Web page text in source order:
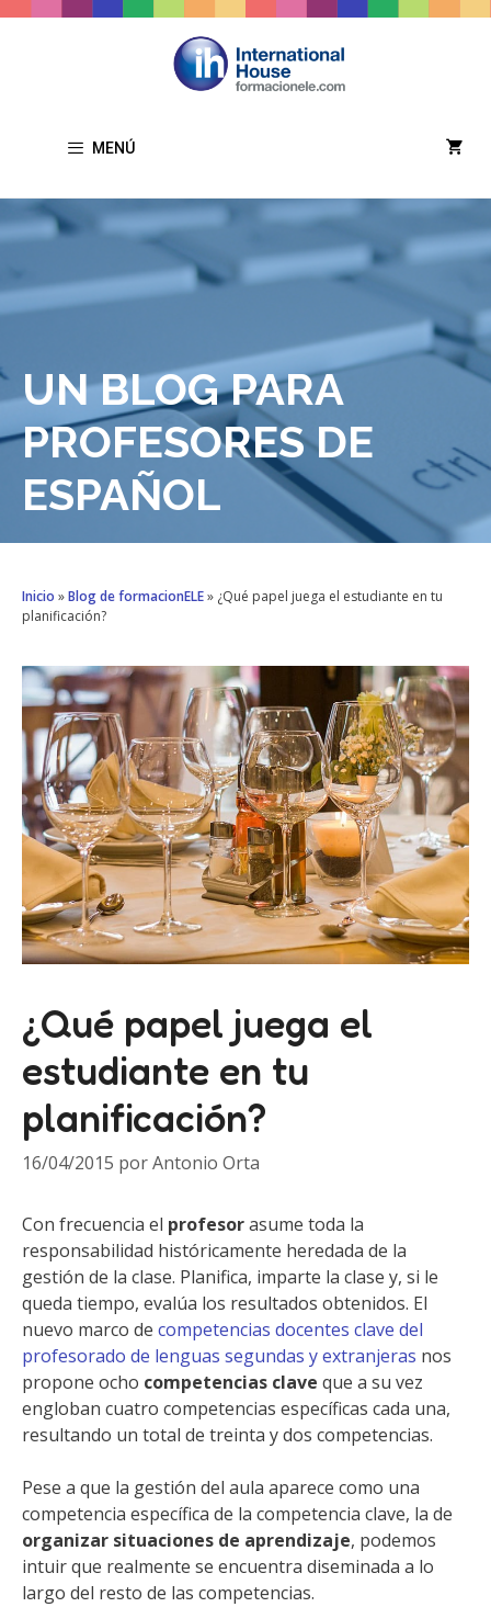
Saltar
MENÚ
UN BLOG PARA
PROFESORES DE
ESPAÑOL
Inicio »Blog de formacionELE» ¿Qué papel juega el estudiante en tu
planificación?
¿Qué papel juega el
estudiante en tu
planificación?
16/04/2015 porAntonio Orta
Con frecuencia el profesorasume toda la
responsabilidad históricamente heredada de la
gestión de la clase. Planifica, imparte la clase y, si le
queda tiempo, evalúa los resultados obtenidos. El
nuevo marco de competencias docentes clave del
profesorado de lenguas segundas y extranjeras nos
propone ocho competencias clave que a su vez
engloban cuatro competencias específicas cada una,
resultando un total de treinta y dos competencias.
Pese a que la gestión del aula aparece como una
competencia específica de la competencia clave, la de
organizar situaciones de aprendizaje, podemos
intuir que realmente se encuentra diseminada a lo
largo del resto de las competencias.